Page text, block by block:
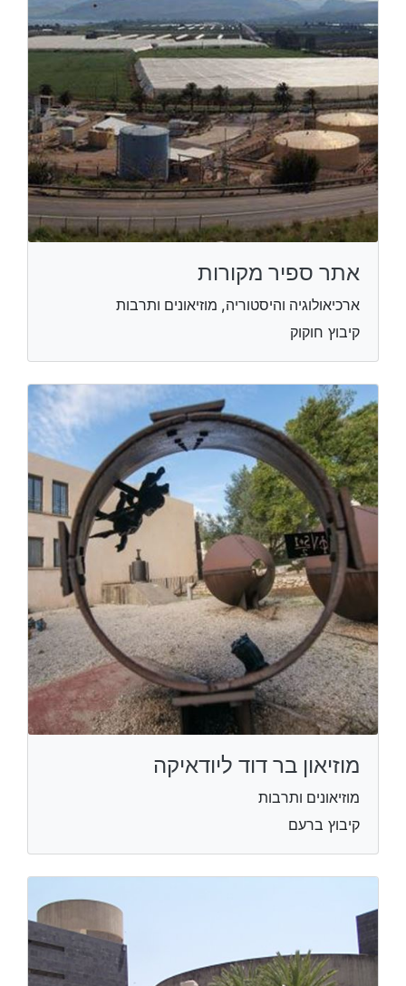
אתר ספיר מקורות
ארכיאולוגיה והיסטוריה, מוזיאונים ותרבות
קיבוץ חוקוק
מוזיאון בר דוד ליודאיקה
מוזיאונים ותרבות
קיבוץ ברעם